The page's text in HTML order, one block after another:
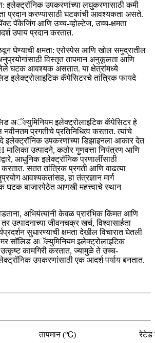
इलेक्ट्रॉनिक उपकरणांच्या लघुकरणासाठी कमी
प्रदान करण्यासाठी घटकांची आवश्यकता असते.
पॅकेजिंग आणि उच्च-व्होल्टेज, उच्च-क्षमता
उपाय प्रदान करतात.
घेण्याची क्षमता: एरोस्पेस आणि खोल समुद्रातील
विस्तृत तापमान अनुकूलता आणि
घटक आवश्यक असतात. या क्षेत्रांमध्ये
इलेक्ट्रोलाइटिक कॅपेसिटरचे तांत्रिक फायदे
अॅल्युमिनियम इलेक्ट्रोलाइटिक कॅपेसिटर हे
नवीनतम प्रगतीचे प्रतिनिधित्व करतात. त्यांचे
इलेक्ट्रॉनिक उपकरणांच्या डिझाइनला आकार देत
उत्पादने, कठोर गुणवत्ता नियंत्रण आणि
आधुनिक इलेक्ट्रॉनिक प्रणालींसाठी
करतात. सतत तांत्रिक प्रगती आणि वाढत्या
आवश्यकतांसह, हा तंत्रज्ञान मार्ग
घटक बाजारपेठेत आणखी महत्त्वाचे स्थान
अभियंत्यांनी केवळ प्रारंभिक किंमत आणि
उत्पादनाच्या जीवनचक्र खर्च, विश्वासार्हता
सुधारण्याची क्षमता देखील विचारात घेतली
सॉलिड अॅल्युमिनियम इलेक्ट्रोलाइटिक
कामगिरी करतात, ज्यामुळे ते उच्च-
उपकरणांसाठी एक आदर्श पर्याय बनतात.
तापमान (℃)
रेटेड